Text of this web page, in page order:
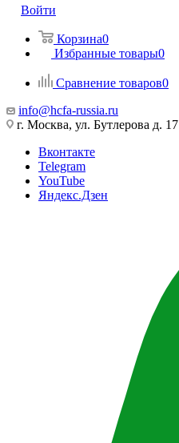
Войти
Корзина0
Избранные товары0
Сравнение товаров0
info@hcfa-russia.ru
г. Москва, ул. Бутлерова д. 17
Вконтакте
Telegram
YouTube
Яндекс.Дзен